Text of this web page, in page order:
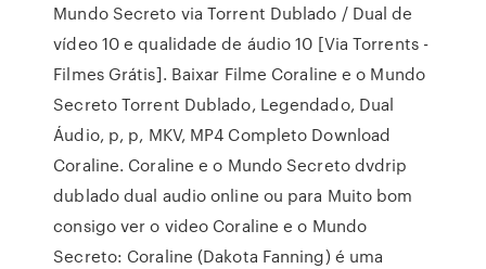
Mundo Secreto via Torrent Dublado / Dual de
vídeo 10 e qualidade de áudio 10 [Via Torrents -
Filmes Grátis]. Baixar Filme Coraline e o Mundo
Secreto Torrent Dublado, Legendado, Dual
Áudio, p, p, MKV, MP4 Completo Download
Coraline. Coraline e o Mundo Secreto dvdrip
dublado dual audio online ou para Muito bom
consigo ver o video Coraline e o Mundo
Secreto: Coraline (Dakota Fanning) é uma